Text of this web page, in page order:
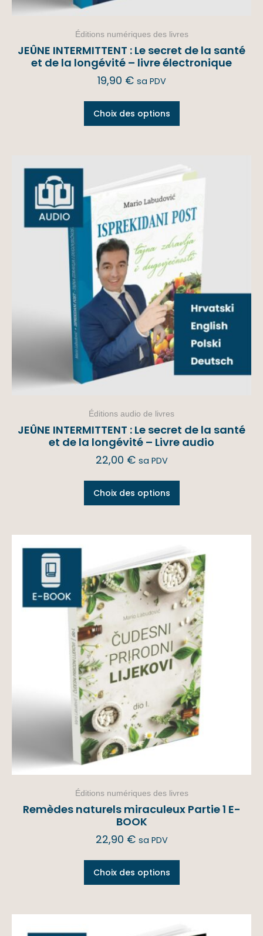
Éditions numériques des livres
JEÛNE INTERMITTENT : Le secret de la santé
et de la longévité – livre électronique
19,90 € sa PDV
Choix des options
Éditions audio de livres
JEÛNE INTERMITTENT : Le secret de la santé
et de la longévité – Livre audio
22,00 € sa PDV
Choix des options
Éditions numériques des livres
Remèdes naturels miraculeux Partie 1 E-
BOOK
22,90 € sa PDV
Choix des options